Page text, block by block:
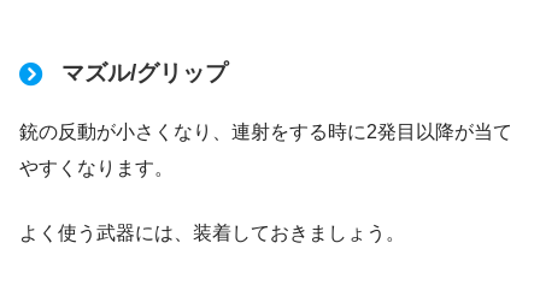
マズル/グリップ
銃の反動が小さくなり、連射をする時に2発目以降が当て
やすくなります。
よく使う武器には、装着しておきましょう。